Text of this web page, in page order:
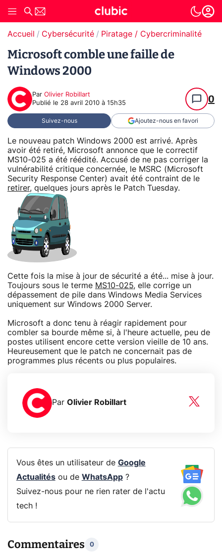
Accueil Cybersécurité Piratage / Cybercriminalité
Microsoft comble une faille de
Windows 2000
Par Olivier Robillart
Publié le 28 avril 2010 à 15h35 0
Suivez-nous Ajoutez-nous en favori
Le nouveau patch Windows 2000 est arrivé. Après
avoir été retiré, Microsoft annonce que le correctif
MS10-025 a été réédité. Accusé de ne pas corriger la
vulnérabilité critique concernée, le MSRC (Microsoft
Security Response Center) avait été contraint de le
retirer, quelques jours après le Patch Tuesday.
Cette fois la mise à jour de sécurité a été... mise à jour.
Toujours sous le terme MS10-025, elle corrige un
dépassement de pile dans Windows Media Services
uniquement sur Windows 2000 Server.
Microsoft a donc tenu à réagir rapidement pour
combler sa bourde même si, à l'heure actuelle, peu de
postes utilisent encore cette version vieille de 10 ans.
Heureusement que le patch ne concernait pas de
programmes plus récents ou plus populaires.
Par Olivier Robillart
Vous êtes un utilisateur de Google
Actualitésou de WhatsApp?
Suivez-nous pour ne rien rater de l'actu
tech !
Commentaires 0